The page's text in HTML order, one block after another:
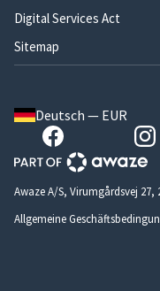
Digital Services Act
Sitemap
Deutsch — EUR
Awaze A/S, Virumgårdsvej 27,
Allgemeine